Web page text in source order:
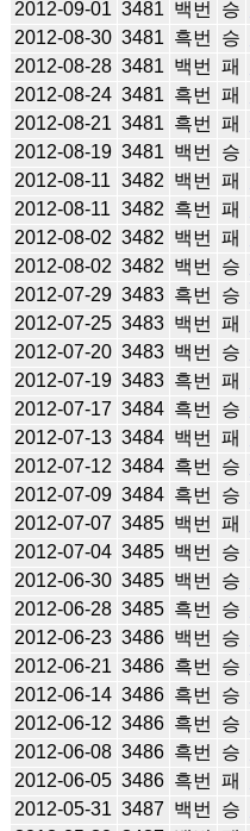
2012-09-01 3481 백번 승
2012-08-30 3481 흑번 승
2012-08-28 3481 백번 패
2012-08-24 3481 흑번 패
2012-08-21 3481 흑번 패
2012-08-19 3481 백번 승
2012-08-11 3482 백번 패
2012-08-11 3482 흑번 패
2012-08-02 3482 백번 패
2012-08-02 3482 백번 승
2012-07-29 3483 흑번 승
2012-07-25 3483 백번 패
2012-07-20 3483 백번 승
2012-07-19 3483 흑번 패
2012-07-17 3484 흑번 승
2012-07-13 3484 백번 패
2012-07-12 3484 흑번 승
2012-07-09 3484 흑번 승
2012-07-07 3485 백번 패
2012-07-04 3485 백번 승
2012-06-30 3485 백번 승
2012-06-28 3485 흑번 승
2012-06-23 3486 백번 승
2012-06-21 3486 흑번 승
2012-06-14 3486 흑번 승
2012-06-12 3486 흑번 승
2012-06-08 3486 흑번 승
2012-06-05 3486 흑번 패
2012-05-31 3487 백번 승